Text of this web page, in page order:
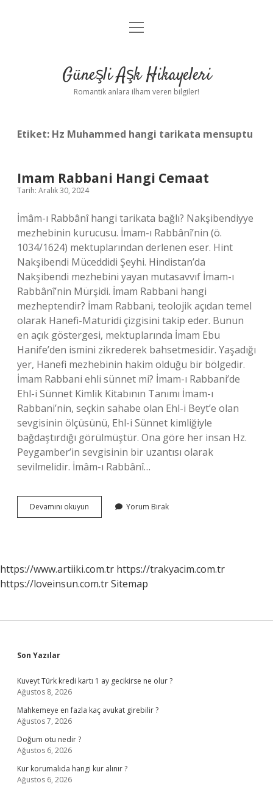
Anasayfa
Yasal Uyarı
menüyü
Güneşli Aşk Hikayeleri
Romantik anlara ilham veren bilgiler!
Etiket: Hz Muhammed hangi tarikata mensuptu
Imam Rabbani Hangi Cemaat
Tarih: Aralık 30, 2024
İmâm-ı Rabbânî hangi tarikata bağlı? Nakşibendiyye
mezhebinin kurucusu. İmam-ı Rabbânî’nin (ö.
1034/1624) mektuplarından derlenen eser. Hint
Nakşibendi Müceddidi Şeyhi. Hindistan’da
Nakşibendi mezhebini yayan mutasavvıf İmam-ı
Rabbânî’nin Mürşidi. İmam Rabbani hangi
mezheptendir? İmam Rabbani, teolojik açıdan temel
olarak Hanefi-Maturidi çizgisini takip eder. Bunun
en açık göstergesi, mektuplarında İmam Ebu
Hanife’den ismini zikrederek bahsetmesidir. Yaşadığı
yer, Hanefi mezhebinin hakim olduğu bir bölgedir.
İmam Rabbani ehli sünnet mi? İmam-ı Rabbani’de
Ehl-i Sünnet Kimlik Kitabının Tanımı İmam-ı
Rabbani’nin, seçkin sahabe olan Ehl-i Beyt’e olan
sevgisinin ölçüsünü, Ehl-i Sünnet kimliğiyle
bağdaştırdığı görülmüştür. Ona göre her insan Hz.
Peygamber’in sevgisinin bir uzantısı olarak
sevilmelidir. İmâm-ı Rabbânî…
Devamını okuyun
Rabbani
Yorum Bırak
https://www.artiiki.com.tr https://trakyacim.com.tr
https://loveinsun.com.trSitemap
Sidebar
Son Yazılar
Kuveyt Türk kredi kartı 1 ay gecikirse ne olur ?
Ağustos 8, 2026
Mahkemeye en fazla kaç avukat girebilir ?
Ağustos 7, 2026
Doğum otu nedir ?
Ağustos 6, 2026
Kur korumalıda hangi kur alınır ?
Ağustos 6, 2026